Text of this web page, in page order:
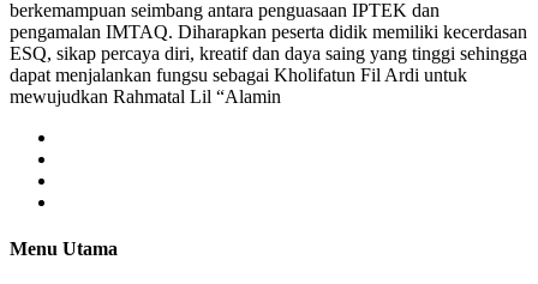
berkemampuan seimbang antara penguasaan IPTEK dan
pengamalan IMTAQ. Diharapkan peserta didik memiliki kecerdasan
ESQ, sikap percaya diri, kreatif dan daya saing yang tinggi sehingga
dapat menjalankan fungsu sebagai Kholifatun Fil Ardi untuk
mewujudkan Rahmatal Lil “Alamin
Menu Utama